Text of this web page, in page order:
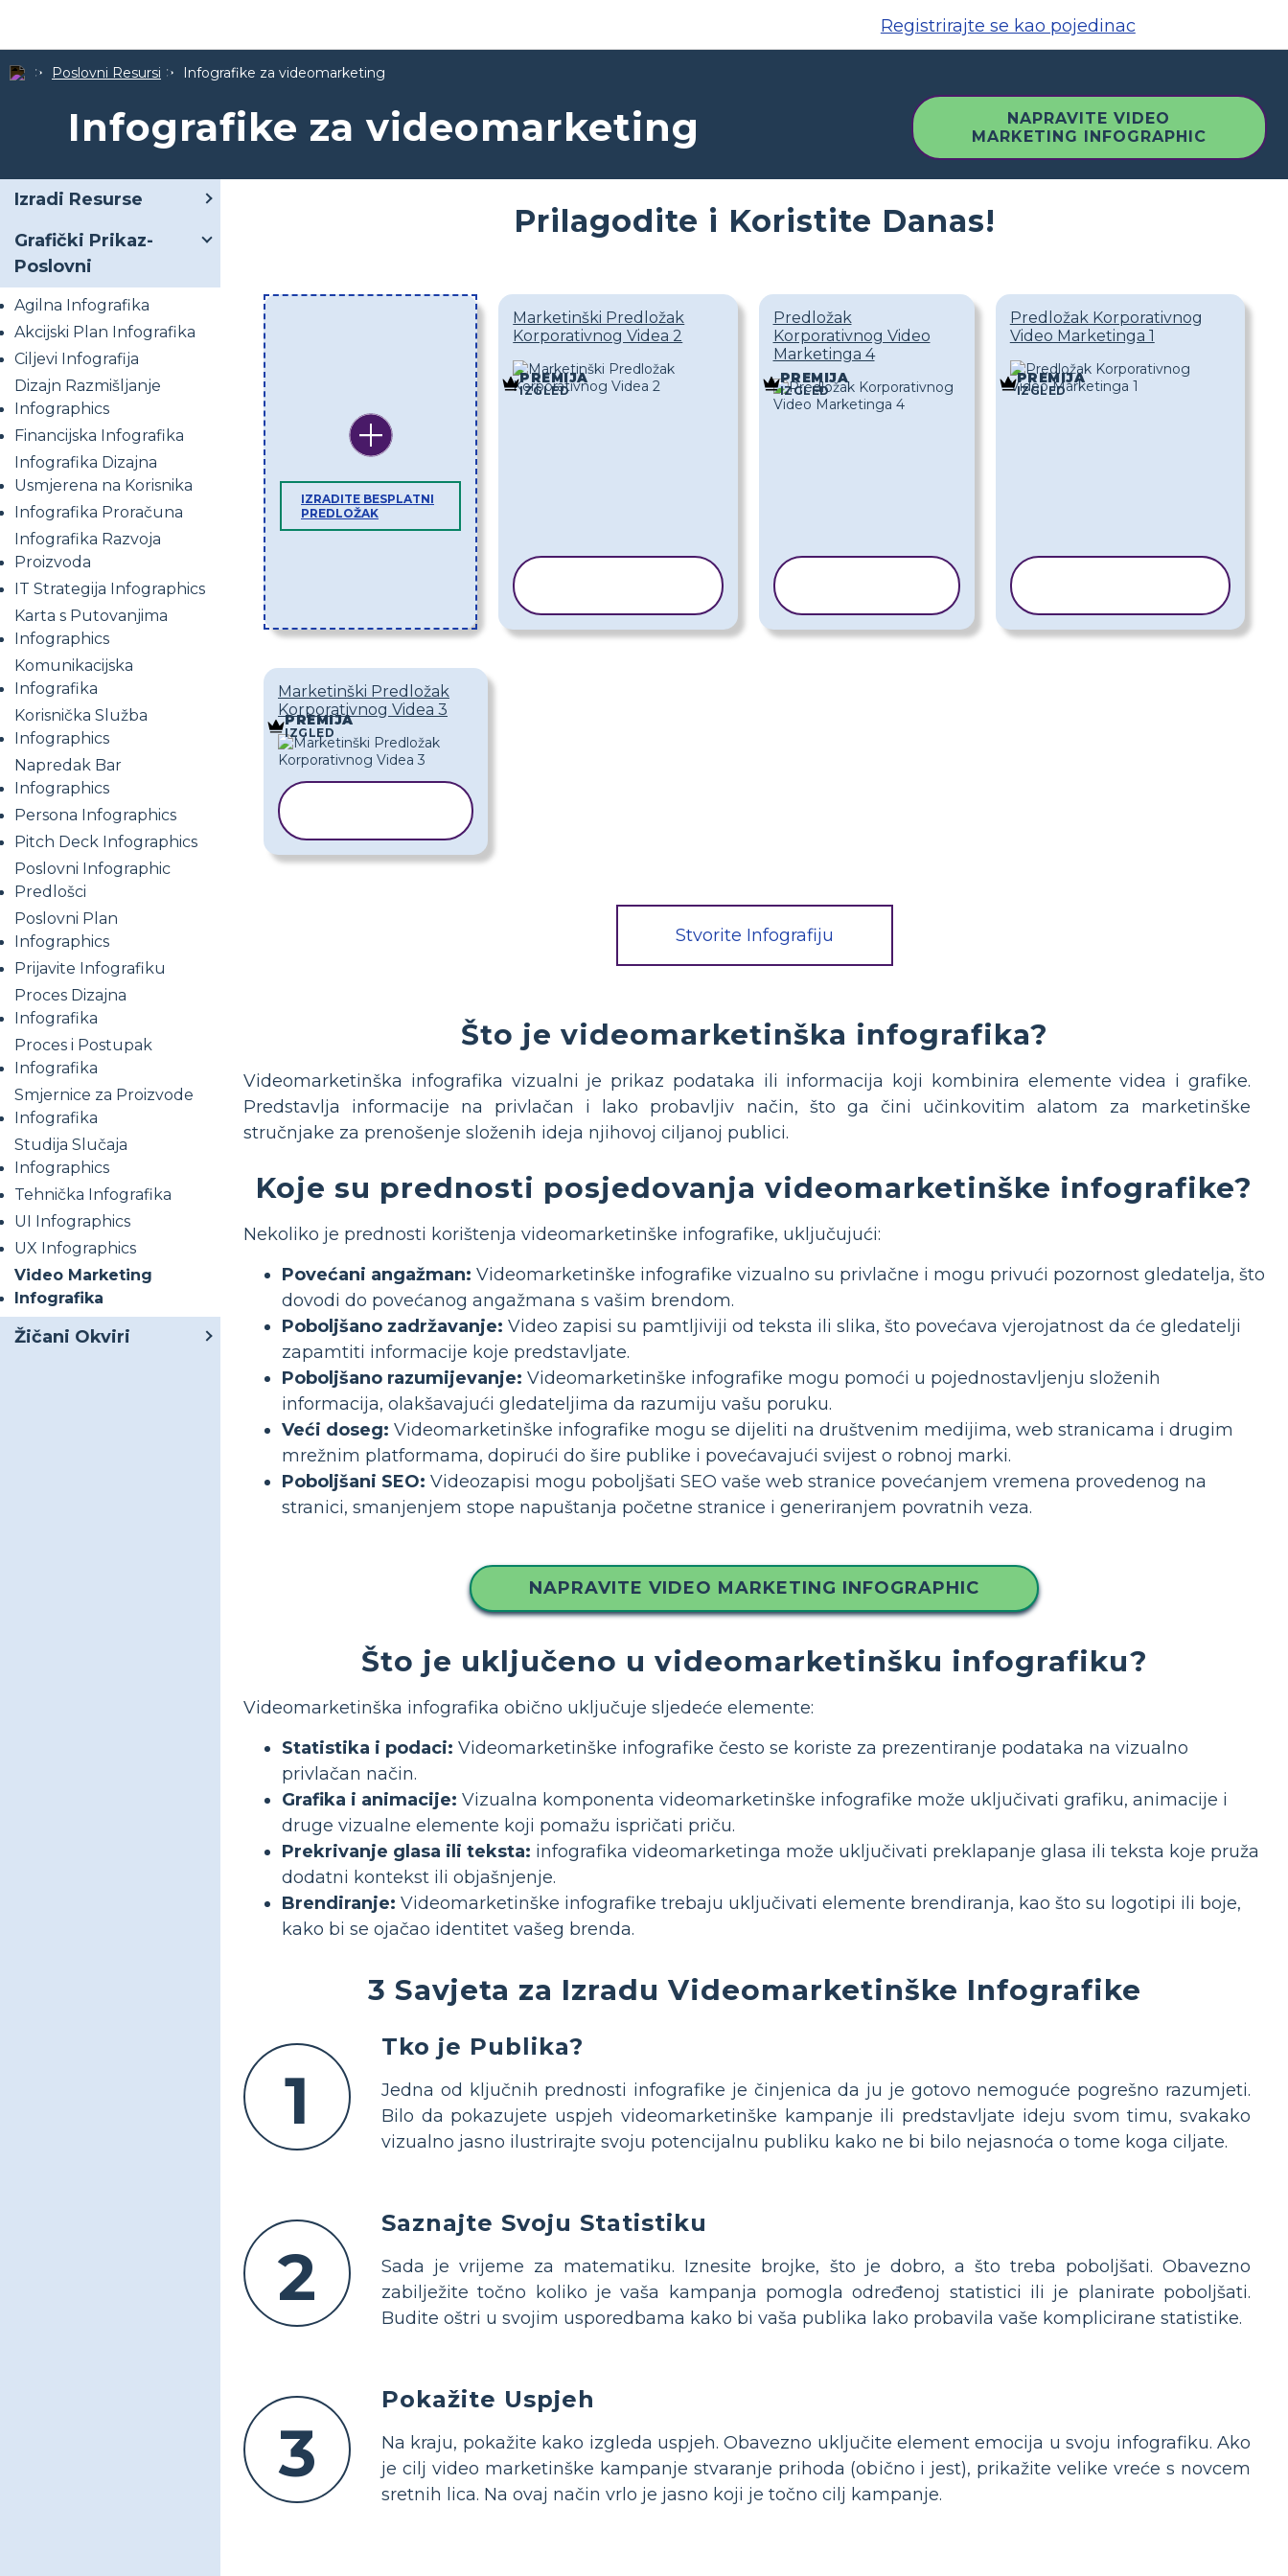
Registrirajte se kao pojedinac
Poslovni Resursi Infografike za videomarketing
Infografike za videomarketing
NAPRAVITE VIDEO
MARKETING INFOGRAPHIC
Izradi Resurse
Grafički Prikaz-
Poslovni
Agilna Infografika
Akcijski Plan Infografika
Ciljevi Infografija
Dizajn Razmišljanje
Infographics
Financijska Infografika
Infografika Dizajna
Usmjerena na Korisnika
Infografika Proračuna
Infografika Razvoja
Proizvoda
IT Strategija Infographics
Karta s Putovanjima
Infographics
Komunikacijska
Infografika
Korisnička Služba
Infographics
Napredak Bar
Infographics
Persona Infographics
Pitch Deck Infographics
Poslovni Infographic
Predlošci
Poslovni Plan
Infographics
Prijavite Infografiku
Proces Dizajna
Infografika
Proces i Postupak
Infografika
Smjernice za Proizvode
Infografika
Studija Slučaja
Infographics
Tehnička Infografika
UI Infographics
UX Infographics
Video Marketing
Infografika
Žičani Okviri
Prilagodite i Koristite Danas!
IZRADITE BESPLATNI
PREDLOŽAK
Marketinški Predložak
Korporativnog Videa 2
PREMIJA
IZGLED
Predložak
Korporativnog Video
Marketinga 4
PREMIJA
IZGLED
Predložak Korporativnog
Video Marketinga 1
PREMIJA
IZGLED
Marketinški Predložak
Korporativnog Videa 3
PREMIJA
IZGLED
Stvorite Infografiju
Što je videomarketinška infografika?
Videomarketinška infografika vizualni je prikaz podataka ili informacija koji kombinira elemente videa i grafike.
Predstavlja informacije na privlačan i lako probavljiv način, što ga čini učinkovitim alatom za marketinške
stručnjake za prenošenje složenih ideja njihovoj ciljanoj publici.
Koje su prednosti posjedovanja videomarketinške infografike?
Nekoliko je prednosti korištenja videomarketinške infografike, uključujući:
Povećani angažman: Videomarketinške infografike vizualno su privlačne i mogu privući pozornost gledatelja, što
dovodi do povećanog angažmana s vašim brendom.
Poboljšano zadržavanje: Video zapisi su pamtljiviji od teksta ili slika, što povećava vjerojatnost da će gledatelji
zapamtiti informacije koje predstavljate.
Poboljšano razumijevanje: Videomarketinške infografike mogu pomoći u pojednostavljenju složenih
informacija, olakšavajući gledateljima da razumiju vašu poruku.
Veći doseg: Videomarketinške infografike mogu se dijeliti na društvenim medijima, web stranicama i drugim
mrežnim platformama, dopirući do šire publike i povećavajući svijest o robnoj marki.
Poboljšani SEO: Videozapisi mogu poboljšati SEO vaše web stranice povećanjem vremena provedenog na
stranici, smanjenjem stope napuštanja početne stranice i generiranjem povratnih veza.
NAPRAVITE VIDEO MARKETING INFOGRAPHIC
Što je uključeno u videomarketinšku infografiku?
Videomarketinška infografika obično uključuje sljedeće elemente:
Statistika i podaci: Videomarketinške infografike često se koriste za prezentiranje podataka na vizualno
privlačan način.
Grafika i animacije: Vizualna komponenta videomarketinške infografike može uključivati grafiku, animacije i
druge vizualne elemente koji pomažu ispričati priču.
Prekrivanje glasa ili teksta: infografika videomarketinga može uključivati preklapanje glasa ili teksta koje pruža
dodatni kontekst ili objašnjenje.
Brendiranje: Videomarketinške infografike trebaju uključivati elemente brendiranja, kao što su logotipi ili boje,
kako bi se ojačao identitet vašeg brenda.
3 Savjeta za Izradu Videomarketinške Infografike
1
Tko je Publika?
Jedna od ključnih prednosti infografike je činjenica da ju je gotovo nemoguće pogrešno razumjeti.
Bilo da pokazujete uspjeh videomarketinške kampanje ili predstavljate ideju svom timu, svakako
vizualno jasno ilustrirajte svoju potencijalnu publiku kako ne bi bilo nejasnoća o tome koga ciljate.
2
Saznajte Svoju Statistiku
Sada je vrijeme za matematiku. Iznesite brojke, što je dobro, a što treba poboljšati. Obavezno
zabilježite točno koliko je vaša kampanja pomogla određenoj statistici ili je planirate poboljšati.
Budite oštri u svojim usporedbama kako bi vaša publika lako probavila vaše komplicirane statistike.
3
Pokažite Uspjeh
Na kraju, pokažite kako izgleda uspjeh. Obavezno uključite element emocija u svoju infografiku. Ako
je cilj video marketinške kampanje stvaranje prihoda (obično i jest), prikažite velike vreće s novcem
sretnih lica. Na ovaj način vrlo je jasno koji je točno cilj kampanje.